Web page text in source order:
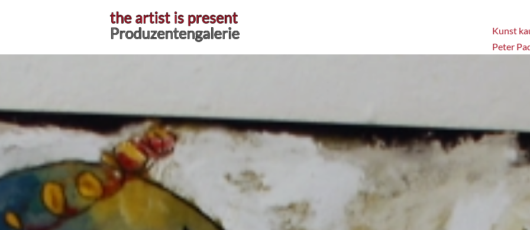
Kunst
Peter